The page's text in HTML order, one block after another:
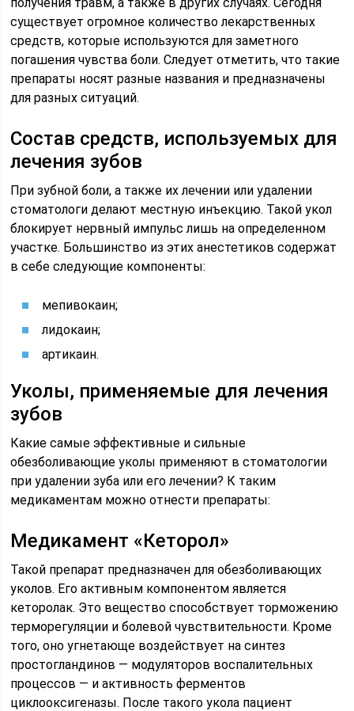
существует огромное количество лекарственных
средств, которые используются для заметного
погашения чувства боли. Следует отметить, что такие
препараты носят разные названия и предназначены
для разных ситуаций.
Состав средств, используемых для
лечения зубов
При зубной боли, а также их лечении или удалении
стоматологи делают местную инъекцию. Такой укол
блокирует нервный импульс лишь на определенном
участке. Большинство из этих анестетиков содержат
в себе следующие компоненты:
мепивокаин;
лидокаин;
артикаин.
Уколы, применяемые для лечения
зубов
Какие самые эффективные и сильные
обезболивающие уколы применяют в стоматологии
при удалении зуба или его лечении? К таким
медикаментам можно отнести препараты:
Медикамент «Кеторол»
Такой препарат предназначен для обезболивающих
уколов. Его активным компонентом является
кеторолак. Это вещество способствует торможению
терморегуляции и болевой чувствительности. Кроме
того, оно угнетающе воздействует на синтез
простогландинов — модуляторов воспалительных
процессов — и активность ферментов
циклооксигеназы. После такого укола пациент